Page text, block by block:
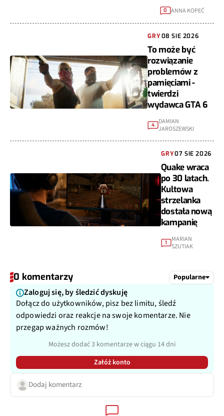
0 ANNA KOPEĆ
GRY08 SIE 2026
To może być
rozwiązanie
problemów z
pamięciami -
twierdzi
wydawca GTA 6
4 DAMIAN
JAROSZEWSKI
GRY07 SIE 2026
Quake wraca
po 30 latach.
Kultowa
strzelanka
dostała nową
kampanię
1
MARIAN
SZUTIAK
0 komentarzy Popularne
Zaloguj się, by śledzić dyskuję
Dołącz do użytkowników, pisz bez limitu, śledź
odpowiedzi oraz reakcje na swoje komentarze. Nie
przegap ważnych rozmów!
Możesz dodać 3 komentarze w ciągu 14 dni
Załóż konto
Dodaj komentarz